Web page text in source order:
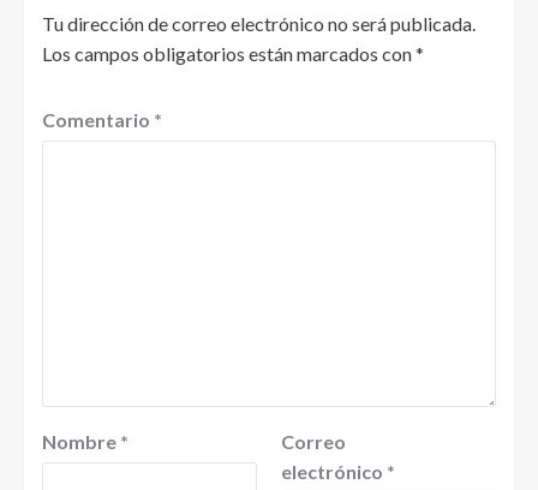
Tu dirección de correo electrónico no será publicada.
Los campos obligatorios están marcados con*
Comentario *
Nombre *
Correo
electrónico *